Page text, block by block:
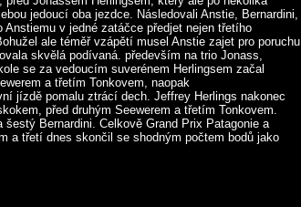
jedoucí oba jezdce. Následovali Anstie, Bernardini,
Anstiemu v jedné zatáčce předjet nejen třetího
ale téměř vzápětí musel Anstie zajet pro poruchu
skvělá podívaná. především na trio Jonass,
se za vedoucím suverénem Herlingsem začal
a třetím Tonkovem, naopak
jízdě pomalu ztrácí dech. Jeffrey Herlings nakonec
před druhým Seewerem a třetím Tonkovem.
Bernardini. Celkově Grand Prix Patagonie a
a třetí dnes skončil se shodným počtem bodů jako